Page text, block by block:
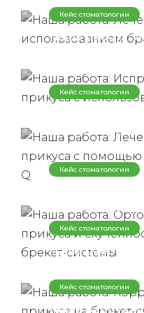
Damon Q
Кейс стоматологии
Наша работа:
Кейс стоматологии
прикуса с
системы Damon
Кейс стоматологии
лечение
зубов с
Кейс стоматологии
Наша работа:
системе Damon
Кейс стоматологии
Наша работа: